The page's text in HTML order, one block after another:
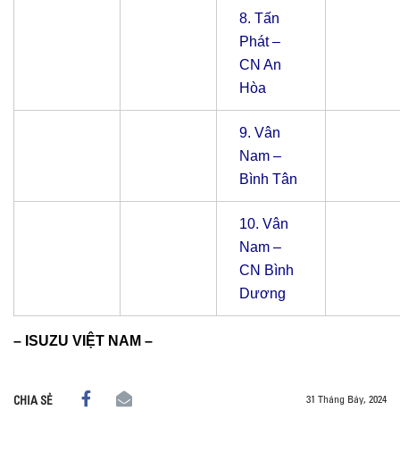
8. Tấn
Phát –
CN An
Hòa
9. Vân
Nam –
Bình Tân
10. Vân
Nam –
CN Bình
Dương
– ISUZU VIỆT NAM –
CHIA SẺ 31 Tháng Bảy, 2024